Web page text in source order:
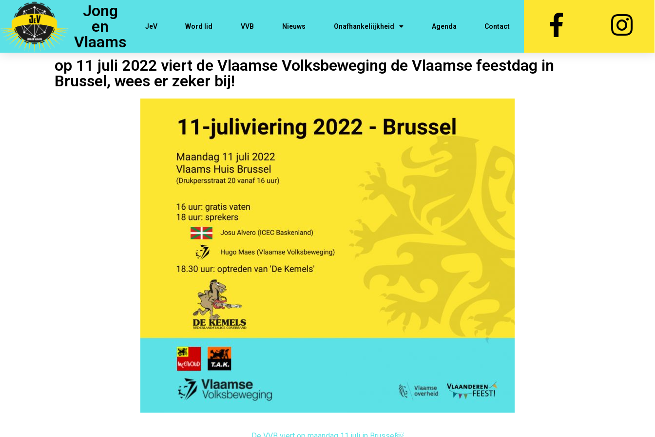
Jong
en
Vlaams
JeV Word lid VVB Nieuws Onafhankeliijkheid Agenda Contact
op 11 juli 2022 viert de Vlaamse Volksbeweging de Vlaamse feestdag in
Brussel, wees er zeker bij!